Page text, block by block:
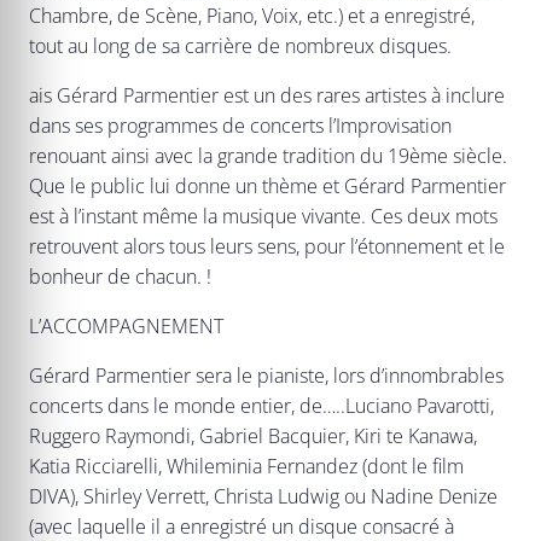
Chambre, de Scène, Piano, Voix, etc.) et a enregistré,
tout au long de sa carrière de nombreux disques.
ais Gérard Parmentier est un des rares artistes à inclure
dans ses programmes de concerts l’Improvisation
renouant ainsi avec la grande tradition du 19ème siècle.
Que le public lui donne un thème et Gérard Parmentier
est à l’instant même la musique vivante. Ces deux mots
retrouvent alors tous leurs sens, pour l’étonnement et le
bonheur de chacun. !
L’ACCOMPAGNEMENT
Gérard Parmentier sera le pianiste, lors d’innombrables
concerts dans le monde entier, de…..Luciano Pavarotti,
Ruggero Raymondi, Gabriel Bacquier, Kiri te Kanawa,
Katia Ricciarelli, Whileminia Fernandez (dont le film
DIVA), Shirley Verrett, Christa Ludwig ou Nadine Denize
(avec laquelle il a enregistré un disque consacré à